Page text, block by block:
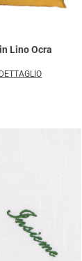
Lino Ocra